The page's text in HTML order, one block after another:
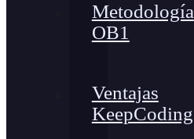
Metodología
OB1
Ventajas
KeepCoding